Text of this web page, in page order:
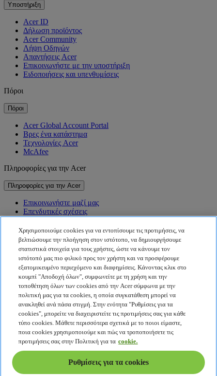
Υποστήριξη
Acer ID
Δήλωση προϊόντος
Acer Community
Λήψη Οδηγών
Απαντήσεις Acer
Επικοινωνήστε με την υποστήριξη
Ειδοποιήσεις και υπενθυμίσεις
Πόροι
Πόροι
Acer Global Account Portal
Βρες ένα κατάστημα
Τεχνολογίες Acer
McAfee
Πληροφορίες για την Acer
Πληροφορίες για την Acer
Επικοινωνήστε μαζί μας
Επενδυτικές σχέσεις
Βραβεία
Εκδηλώσεις
Βιωσιμότητα
Βιωσιμότητα
Εταιρική κοινωνική ευθύνη
Αποτύπωμα άνθρακα προϊόντος
Project Humanity
Earthion
Πολιτική απορρήτου
Πολιτική για τα cookies
Νομική σημείωση
Πρόσθετες νομικές πληροφορίες
Πολιτική προσβασιμότητας
Χρησιμοποιούμε cookies για να εντοπίσουμε τις προτιμήσεις, να
βελτιώσουμε την πλοήγηση στον ιστότοπο, να δημιουργήσουμε
στατιστικά στοιχεία για τους χρήστες, ώστε να κάνουμε τον
ιστότοπό μας πιο φιλικό προς τον χρήστη και να προσφέρουμε
εξατομικευμένο περιεχόμενο και διαφημίσεις. Κάνοντας κλικ στο
κουμπί "Αποδοχή όλων", συμφωνείτε με τη χρήση και την
τοποθέτηση όλων των cookies από την Acer σύμφωνα με την
πολιτική μας για τα cookies, η οποία συγκατάθεση μπορεί να
ανακληθεί ανά πάσα στιγμή. Στην ενότητα "Ρυθμίσεις για τα
cookies", μπορείτε να διαχειριστείτε τις προτιμήσεις σας για κάθε
τύπο cookies. Μάθετε περισσότερα σχετικά με το ποιοι είμαστε,
ποια cookies χρησιμοποιούμε και πώς να τροποποιήσετε τις
προτιμήσεις σας στην Πολιτική για τα cookie.
Ρυθμίσεις για τα cookies